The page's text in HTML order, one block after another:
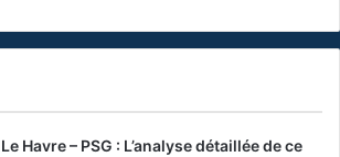
Le Havre – PSG : L’analyse détaillée de ce